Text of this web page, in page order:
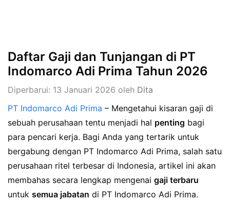
Daftar Gaji dan Tunjangan di PT
Indomarco Adi Prima Tahun 2026
Diperbarui: 13 Januari 2026 oleh Dita
PT Indomarco Adi Prima – Mengetahui kisaran gaji di
sebuah perusahaan tentu menjadi hal penting bagi
para pencari kerja. Bagi Anda yang tertarik untuk
bergabung dengan PT Indomarco Adi Prima, salah satu
perusahaan ritel terbesar di Indonesia, artikel ini akan
membahas secara lengkap mengenai gaji terbaru
untuk semua jabatan di PT Indomarco Adi Prima.